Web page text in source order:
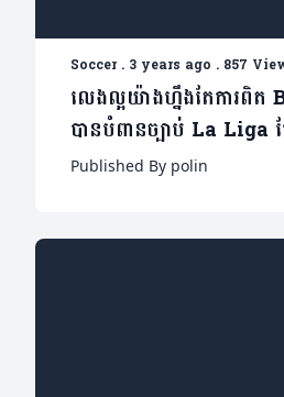
Soccer. 3 years ago . 857
លេងល្អយ៉ាងហ្នឹងតែការពិត Bellingham
បានបំពានច្បាប់ La Liga
វីដេអូ)
Published By polin